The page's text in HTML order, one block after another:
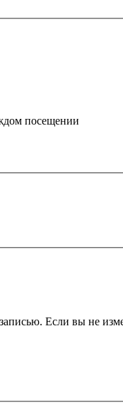
посещении
Если вы не